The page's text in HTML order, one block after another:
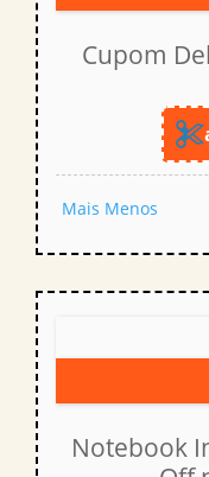
Cupom
Mais Menos
Notebook